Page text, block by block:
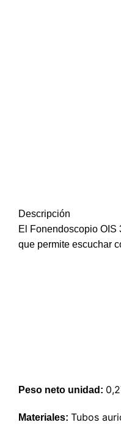
Descripción
El Fonendoscopio OIS
que permite escuchar
Peso neto unidad:
Materiales: Tubos